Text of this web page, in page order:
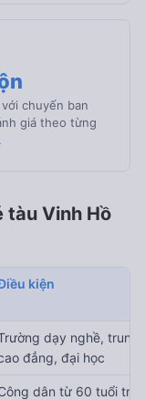
chuyến ban
giá theo từng
tàu Vinh Hồ
kiện
dạy nghề, trung
đẳng, đại học
dân từ 60 tuổi trở